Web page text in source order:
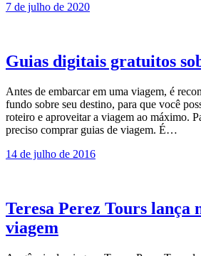
7 de julho de 2020
Guias digitais gratuitos
Antes de embarcar em uma viagem, é
fundo sobre seu destino, para que você
roteiro e aproveitar a viagem ao máximo.
preciso comprar guias de viagem. É…
14 de julho de 2016
Teresa Perez Tours lança
viagem